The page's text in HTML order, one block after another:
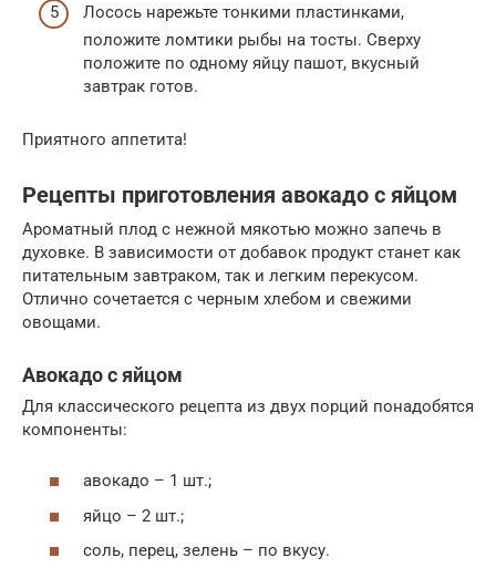
Лосось нарежьте тонкими пластинками,
положите ломтики рыбы на тосты. Сверху
положите по одному яйцу пашот, вкусный
завтрак готов.
Приятного аппетита!
Рецепты приготовления авокадо с яйцом
Ароматный плод с нежной мякотью можно запечь в
духовке. В зависимости от добавок продукт станет как
питательным завтраком, так и легким перекусом.
Отлично сочетается с черным хлебом и свежими
овощами.
Авокадо с яйцом
Для классического рецепта из двух порций понадобятся
компоненты:
авокадо – 1 шт.;
яйцо – 2 шт.;
соль, перец, зелень – по вкусу.